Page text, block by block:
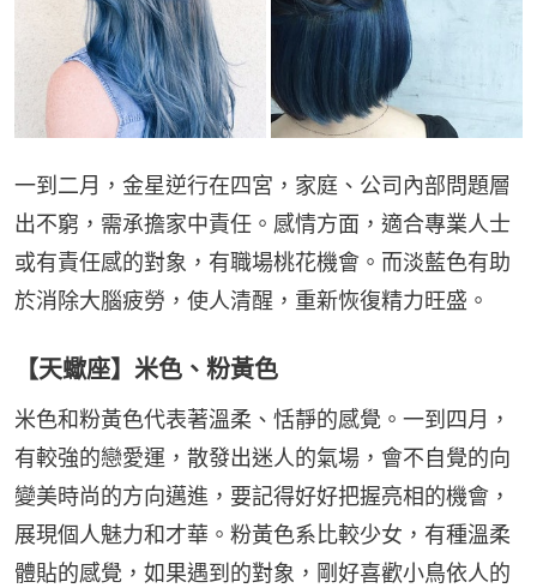
一到二月，金星逆行在四宮，家庭、公司內部問題層
出不窮，需承擔家中責任。感情方面，適合專業人士
或有責任感的對象，有職場桃花機會。而淡藍色有助
於消除大腦疲勞，使人清醒，重新恢復精力旺盛。
【天蠍座】米色、粉黃色
米色和粉黃色代表著溫柔、恬靜的感覺。一到四月，
有較強的戀愛運，散發出迷人的氣場，會不自覺的向
變美時尚的方向邁進，要記得好好把握亮相的機會，
展現個人魅力和才華。粉黃色系比較少女，有種溫柔
體貼的感覺，如果遇到的對象，剛好喜歡小鳥依人的